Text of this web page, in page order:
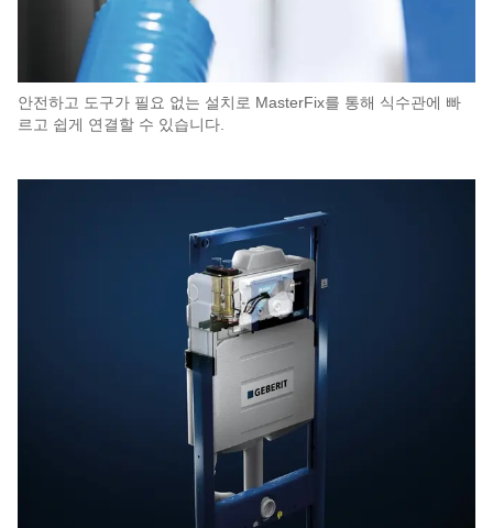
안전하고 도구가 필요 없는 설치로 MasterFix를 통해 식수관에 빠
르고 쉽게 연결할 수 있습니다.